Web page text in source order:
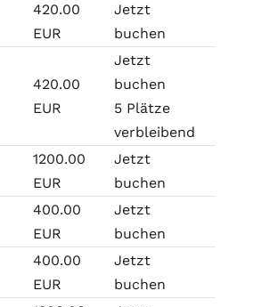
420.00
EUR
Jetzt
buchen
420.00
EUR
Jetzt
buchen
5 Plätze
verbleibend
1200.00
EUR
Jetzt
buchen
400.00
EUR
Jetzt
buchen
400.00
EUR
Jetzt
buchen